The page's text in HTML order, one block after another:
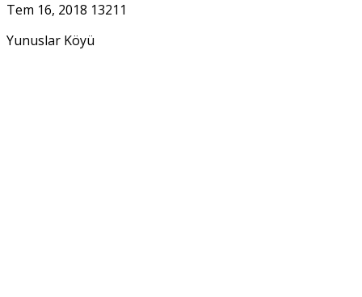
Tem 16, 2018 13211
Yunuslar Köyü